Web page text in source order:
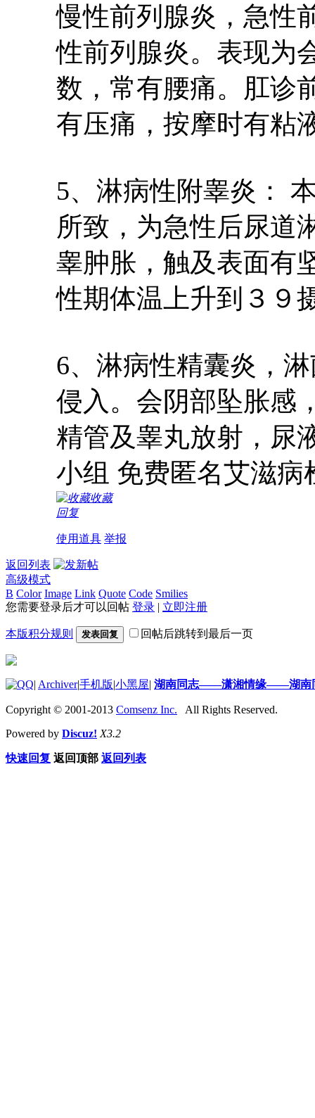
慢性前列腺炎，急性
性前列腺炎。表现为
数，常有腰痛。肛诊
有压痛，按摩时有粘
5、淋病性附睾炎：
所致，为急性后尿道
睾肿胀，触及表面有
性期体温上升到３９
6、淋病性精囊炎，
侵入。会阴部坠胀感
精管及睾丸放射，尿
小组 免费匿名艾滋病
收藏
回复
使用道具 举报
返回列表
高级模式
B Color Image Link Quote Code Smilies
您需要登录后才可以回帖 登录 | 立即注册
本版积分规则 发表回复 回帖后跳转到最后一页
| Archiver|手机版|小黑屋| 湖南同志——潇湘情缘——湖南
Copyright © 2001-2013 Comsenz Inc. All Rights Reserved.
Powered by Discuz! X3.2
快速回复 返回顶部 返回列表